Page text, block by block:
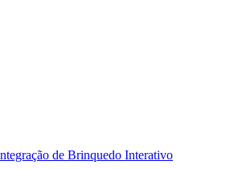
de Brinquedo Interativo